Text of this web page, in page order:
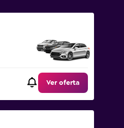
Ver oferta